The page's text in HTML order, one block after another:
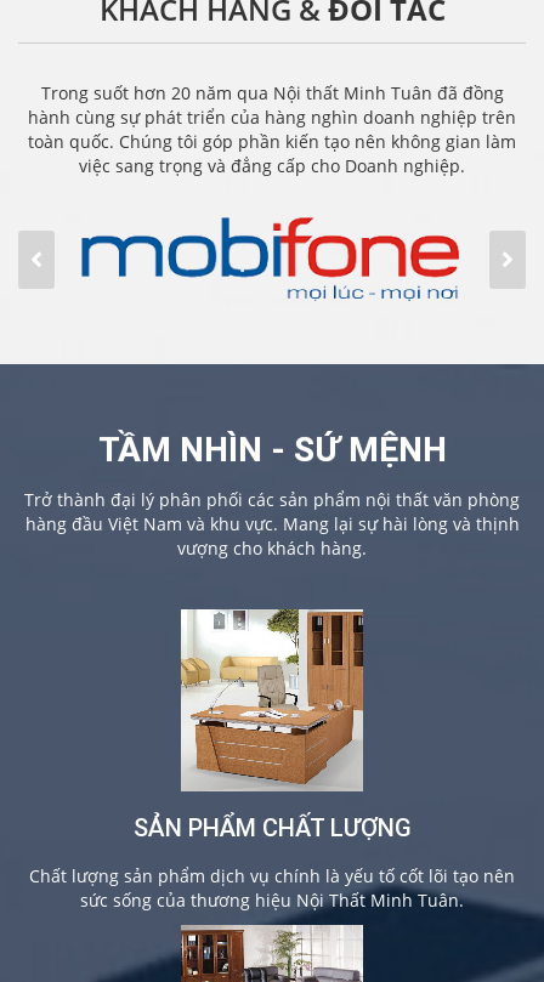
KHÁCH HÀNG &ĐỐI TÁC
Trong suốt hơn 20 năm qua Nội thất Minh Tuân đã đồng
hành cùng sự phát triển của hàng nghìn doanh nghiệp trên
toàn quốc. Chúng tôi góp phần kiến tạo nên không gian làm
việc sang trọng và đẳng cấp cho Doanh nghiệp.
TẦM NHÌN - SỨ MỆNH
Trở thành đại lý phân phối các sản phẩm nội thất văn phòng
hàng đầu Việt Nam và khu vực. Mang lại sự hài lòng và thịnh
vượng cho khách hàng.
SẢN PHẨM CHẤT LƯỢNG
Chất lượng sản phẩm dịch vụ chính là yếu tố cốt lõi tạo nên
sức sống của thương hiệu Nội Thất Minh Tuân.